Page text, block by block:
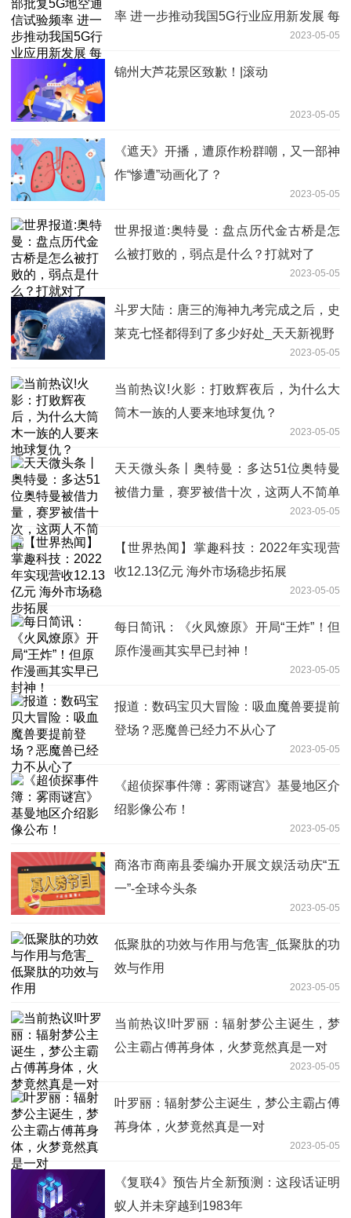
率 进一步推动我国5G行业应用新发展 每
2023-05-05
锦州大芦花景区致歉！|滚动
2023-05-05
《遮天》开播，遭原作粉群嘲，又一部神
作“惨遭”动画化了？
2023-05-05
世界报道:奥特曼：盘点历代金古桥是怎
么被打败的，弱点是什么？打就对了
2023-05-05
斗罗大陆：唐三的海神九考完成之后，史
莱克七怪都得到了多少好处_天天新视野
2023-05-05
当前热议!火影：打败辉夜后，为什么大
筒木一族的人要来地球复仇？
2023-05-05
天天微头条丨奥特曼：多达51位奥特曼
被借力量，赛罗被借十次，这两人不简单
2023-05-05
【世界热闻】掌趣科技：2022年实现营
收12.13亿元 海外市场稳步拓展
2023-05-05
每日简讯：《火凤燎原》开局“王炸”！但
原作漫画其实早已封神！
2023-05-05
报道：数码宝贝大冒险：吸血魔兽要提前
登场？恶魔兽已经力不从心了
2023-05-05
《超侦探事件簿：雾雨谜宫》基曼地区介
绍影像公布！
2023-05-05
商洛市商南县委编办开展文娱活动庆“五
一”-全球今头条
2023-05-05
低聚肽的功效与作用与危害_低聚肽的功
效与作用
2023-05-05
当前热议!叶罗丽：辐射梦公主诞生，梦
公主霸占傅苒身体，火梦竟然真是一对
2023-05-05
叶罗丽：辐射梦公主诞生，梦公主霸占傅
苒身体，火梦竟然真是一对
2023-05-05
《复联4》预告片全新预测：这段话证明
蚁人并未穿越到1983年